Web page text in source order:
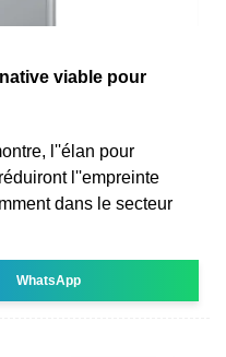
viable pour
l''élan pour
l''empreinte
dans le secteur
WhatsApp